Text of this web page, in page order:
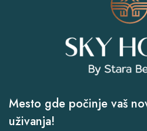
Mesto gde počinje vaš
uživanja!